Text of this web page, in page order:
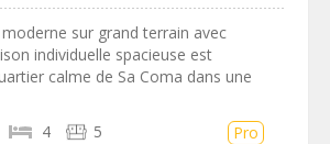
sur grand terrain avec
individuelle spacieuse est
calme de Sa Coma dans une
4 5 Pro